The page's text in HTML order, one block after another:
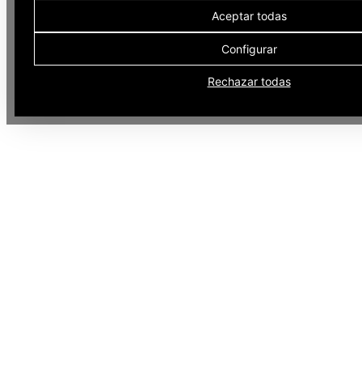
Aceptar todas
Configurar
Rechazar todas